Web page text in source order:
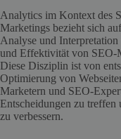
Analytics im Kontext des
Marketings bezieht sich
Analyse und
und Effektivität von SEO-
Diese Disziplin ist von
Optimierung von
Marketern und SEO-
Entscheidungen zu
zu verbessern.